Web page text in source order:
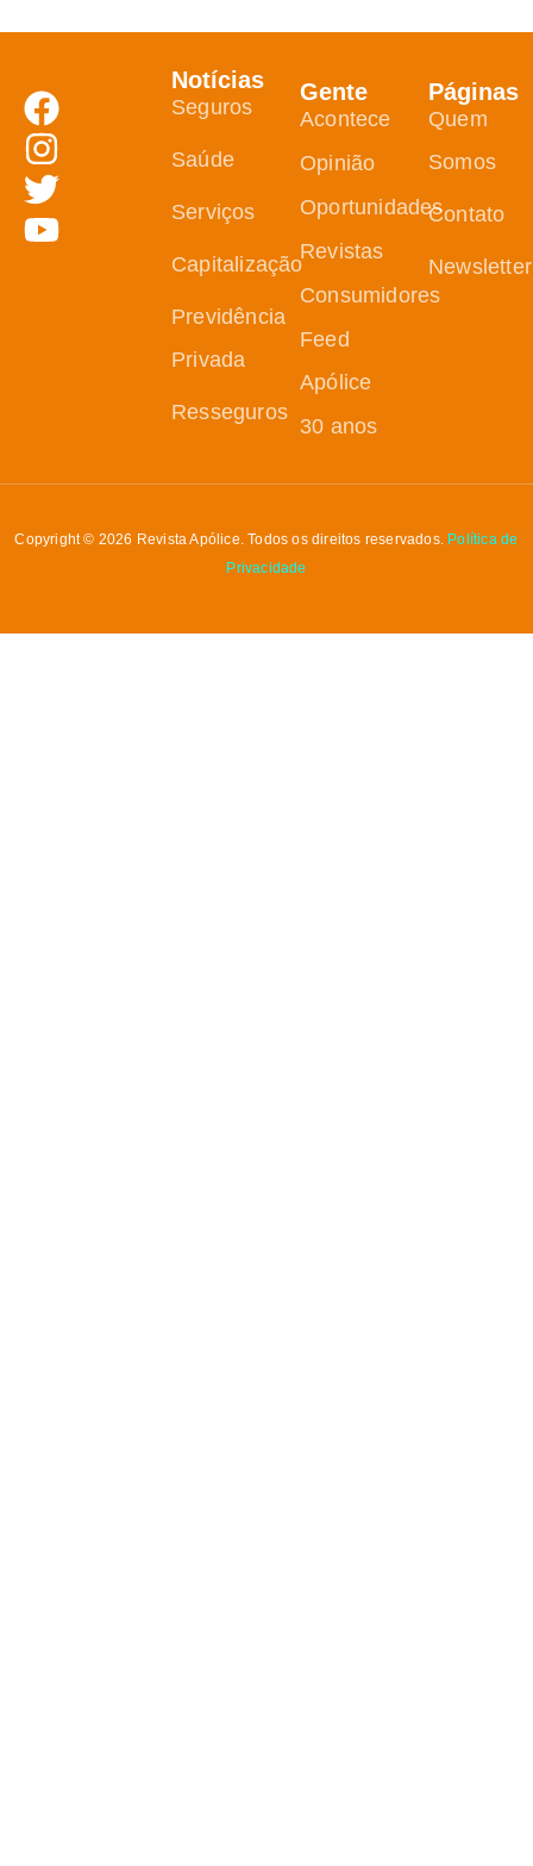
Notícias
Seguros
Saúde
Serviços
Capitalização
Previdência
Privada
Resseguros
Gente
Acontece
Opinião
Oportunidades
Revistas
Consumidores
Feed
Apólice
30 anos
Páginas
Quem
Somos
Contato
Newsletter
Copyright © 2026 Revista Apólice. Todos os direitos reservados. Política de
Privacidade